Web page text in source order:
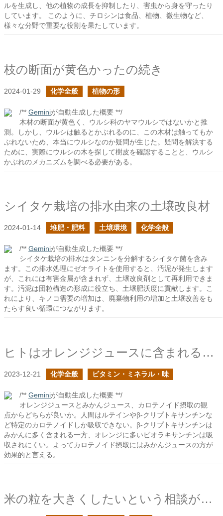
ルを生成し、他の植物の成長を抑制したり、害虫から身を守ったり
しています。 このように、チロシンは食品、植物、微生物など、
様々な分野で重要な役割を果たしています。
枝の断面が黄色かったの続き
2024-01-29 化学全般 植物の形
/** Geminiが自動生成した概要 **/
木材の断面が黄色く、ウルシ科のヤマウルシではないかと推
測。しかし、ウルシは触るとかぶれるのに、この木材は触ってもか
ぶれないため、本当にウルシなのか疑問が生じた。疑問を解決する
ために、実際にウルシの木を探して樹皮を確認することと、ウルシ
かぶれのメカニズムを調べる必要がある。
シイタケ栽培の排水由来の土壌改良材
2024-01-14 堆肥・肥料 土壌環境 化学全般
/** Geminiが自動生成した概要 **/
シイタケ栽培の排水はタンニンを分解するシイタケ菌を含み
ます。この排水処理にゼオライトを使用すると、汚泥が発生します
が、これには有害金属が含まれず、土壌改良剤として再利用できま
す。汚泥は団粒構造の形成に役立ち、土壌肥沃度に貢献します。こ
れにより、キノコ需要の増加は、廃棄物利用の増加と土壌改善をも
たらす良い循環につながります。
ヒトはオレンジジュースに含まれるカロテノイドを利用できるのか？
2023-12-21 化学全般 ビタミン・ミネラル・味
/** Geminiが自動生成した概要 **/
オレンジジュースとみかんジュース、カロテノイド摂取の観
点からどちらが良いか。人間はルテインやβ-クリプトキサンチンな
ど特定のカロテノイドしか吸収できない。β-クリプトキサンチンは
みかんに多く含まれる一方、オレンジに多いビオラキサンチンは吸
収されにくい。よってカロテノイド摂取にはみかんジュースの方が
効果的と言える。
米の粒を大きくしたいという相談があった